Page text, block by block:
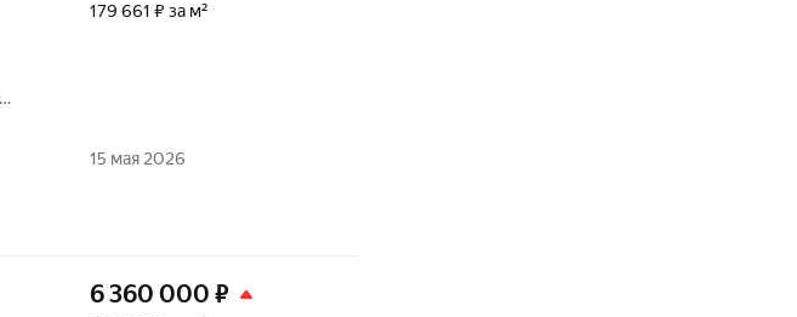
179 661 ₽ за м²
15 мая 2026
6 360 000 ₽